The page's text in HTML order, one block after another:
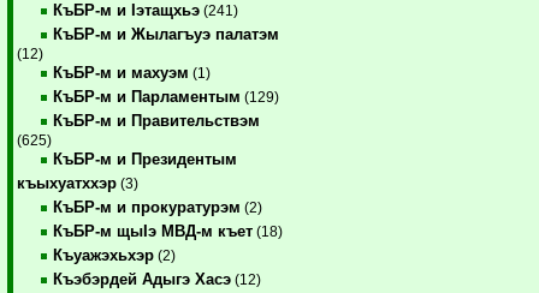
КъБР-м и Iэтащхьэ (241)
КъБР-м и Жылагъуэ палатэм
(12)
КъБР-м и махуэм (1)
КъБР-м и Парламентым (129)
КъБР-м и Правительствэм
(625)
КъБР-м и Президентым
къыхуатххэр (3)
КъБР-м и прокуратурэм (2)
КъБР-м щыIэ МВД-м къет (18)
Къуажэхьхэр (2)
Къэбэрдей Адыгэ Хасэ (12)